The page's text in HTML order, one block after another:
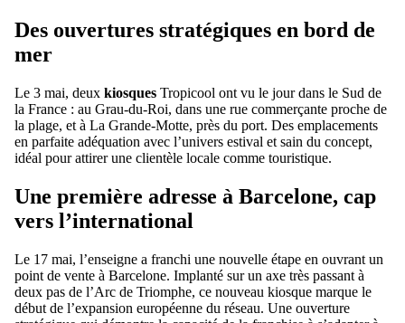
Des ouvertures stratégiques en bord de
mer
Le 3 mai, deux kiosques Tropicool ont vu le jour dans le Sud de
la France : au Grau-du-Roi, dans une rue commerçante proche de
la plage, et à La Grande-Motte, près du port. Des emplacements
en parfaite adéquation avec l’univers estival et sain du concept,
idéal pour attirer une clientèle locale comme touristique.
Une première adresse à Barcelone, cap
vers l’international
Le 17 mai, l’enseigne a franchi une nouvelle étape en ouvrant un
point de vente à Barcelone. Implanté sur un axe très passant à
deux pas de l’Arc de Triomphe, ce nouveau kiosque marque le
début de l’expansion européenne du réseau. Une ouverture